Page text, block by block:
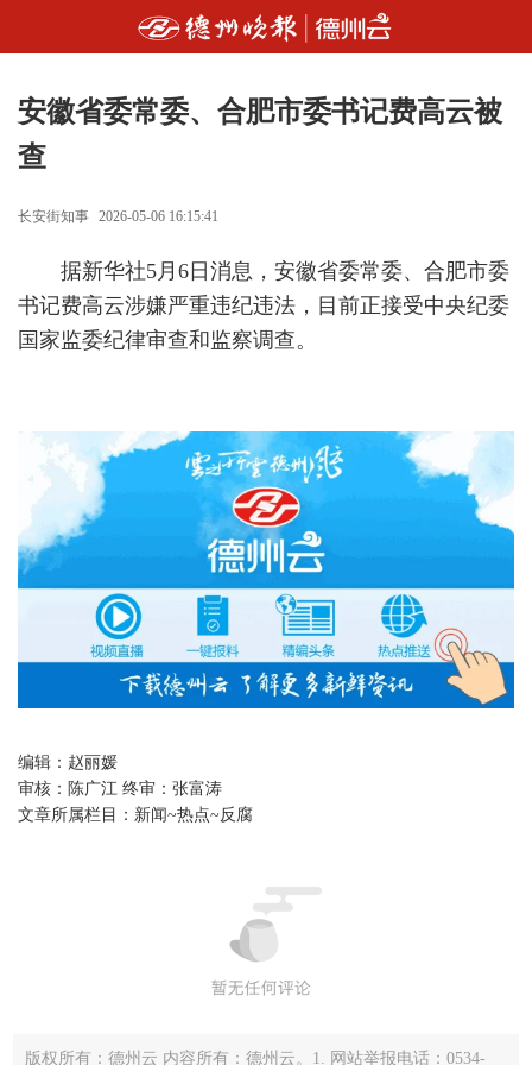
安徽省委常委、合肥市委书记费高云被
查
长安街知事 2026-05-06 16:15:41
据新华社5月6日消息，安徽省委常委、合肥市委
书记费高云涉嫌严重违纪违法，目前正接受中央纪委
国家监委纪律审查和监察调查。
编辑： 赵丽媛
审核： 陈广江 终审：张富涛
文章所属栏目： 新闻~热点~反腐
版权所有：德州云 内容所有：德州云。1. 网站举报电话：0534-